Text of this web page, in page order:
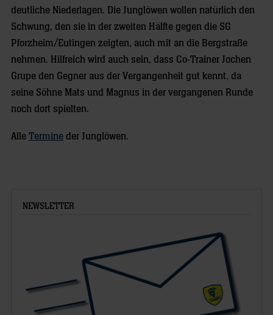
deutliche Niederlagen. Die Junglöwen wollen natürlich den
Schwung, den sie in der zweiten Hälfte gegen die SG
Pforzheim/Eutingen zeigten, auch mit an die Bergstraße
nehmen. Hilfreich wird auch sein, dass Co-Trainer Jochen
Grupe den Gegner aus der Vergangenheit gut kennt, da
seine Söhne Mats und Magnus in der vergangenen Runde
noch dort spielten.
Alle Termine der Junglöwen.
NEWSLETTER